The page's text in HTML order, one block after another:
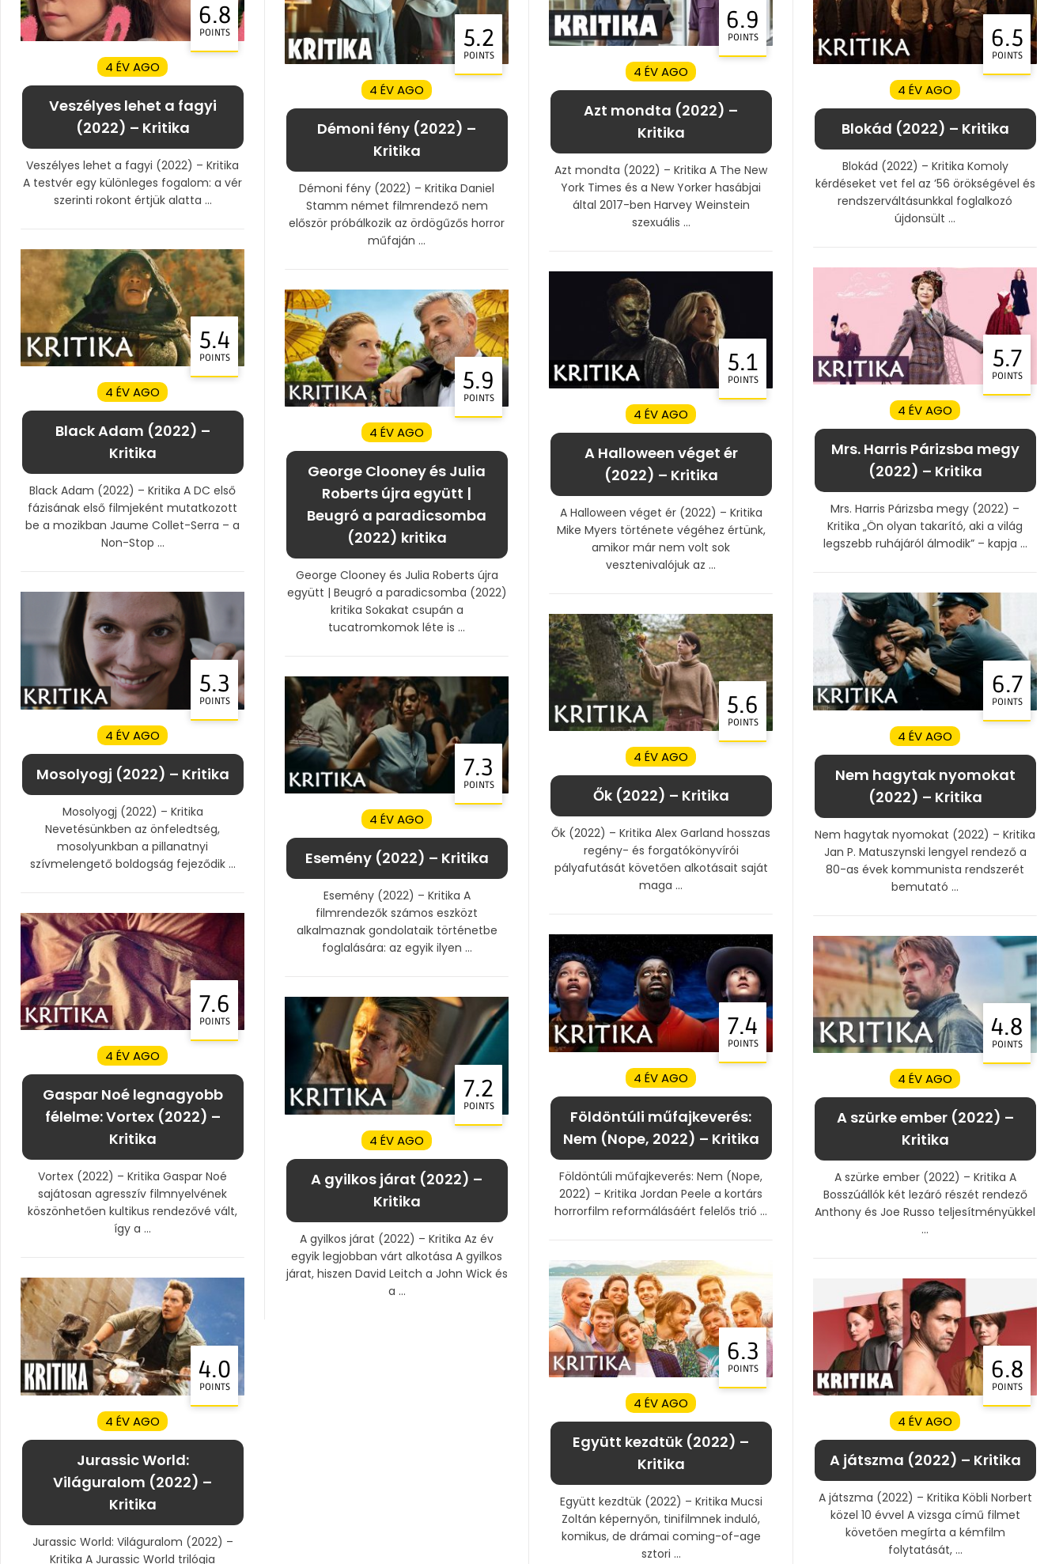
6.8
POINTS
4 ÉV AGO
Veszélyes lehet a fagyi
(2022) – Kritika
Veszélyes lehet a fagyi (2022) – Kritika
A testvér egy különleges fogalom: a vér
szerinti rokont értjük alatta ...
6.9
POINTS
4 ÉV AGO
Azt mondta (2022) –
Kritika
Azt mondta (2022) – Kritika A The New
York Times és a New Yorker hasábjai
által 2017-ben Harvey Weinstein
szexuális ...
5.2
POINTS
4 ÉV AGO
Démoni fény (2022) –
Kritika
Démoni fény (2022) – Kritika Daniel
Stamm német filmrendező nem
először próbálkozik az ördögűzős horror
műfaján ...
6.5
POINTS
4 ÉV AGO
Blokád (2022) – Kritika
Blokád (2022) – Kritika Komoly
kérdéseket vet fel az ’56 örökségével és
rendszerváltásunkkal foglalkozó
újdonsült ...
5.4
POINTS
4 ÉV AGO
Black Adam (2022) –
Kritika
Black Adam (2022) – Kritika A DC első
fázisának első filmjeként mutatkozott
be a mozikban Jaume Collet-Serra – a
Non-Stop ...
5.7
POINTS
4 ÉV AGO
Mrs. Harris Párizsba megy
(2022) – Kritika
Mrs. Harris Párizsba megy (2022) –
Kritika „Ön olyan takarító, aki a világ
legszebb ruhájáról álmodik” – kapja ...
5.1
POINTS
4 ÉV AGO
A Halloween véget ér
(2022) – Kritika
A Halloween véget ér (2022) – Kritika
Mike Myers története végéhez értünk,
amikor már nem volt sok
vesztenivalójuk az ...
5.9
POINTS
4 ÉV AGO
George Clooney és Julia
Roberts újra együtt |
Beugró a paradicsomba
(2022) kritika
George Clooney és Julia Roberts újra
együtt | Beugró a paradicsomba (2022)
kritika Sokakat csupán a
tucatromkomok léte is ...
5.3
POINTS
4 ÉV AGO
Mosolyogj (2022) – Kritika
Mosolyogj (2022) – Kritika
Nevetésünkben az önfeledtség,
mosolyunkban a pillanatnyi
szívmelengető boldogság fejeződik ...
6.7
POINTS
4 ÉV AGO
Nem hagytak nyomokat
(2022) – Kritika
Nem hagytak nyomokat (2022) – Kritika
Jan P. Matuszynski lengyel rendező a
80-as évek kommunista rendszerét
bemutató ...
5.6
POINTS
4 ÉV AGO
Ők (2022) – Kritika
Ők (2022) – Kritika Alex Garland hosszas
regény- és forgatókönyvírói
pályafutását követően alkotásait saját
maga ...
7.3
POINTS
4 ÉV AGO
Esemény (2022) – Kritika
Esemény (2022) – Kritika A
filmrendezők számos eszközt
alkalmaznak gondolataik történetbe
foglalására: az egyik ilyen ...
7.6
POINTS
4 ÉV AGO
Gaspar Noé legnagyobb
félelme: Vortex (2022) –
Kritika
Vortex (2022) – Kritika Gaspar Noé
sajátosan agresszív filmnyelvének
köszönhetően kultikus rendezővé vált,
így a ...
7.4
POINTS
4 ÉV AGO
Földöntúli műfajkeverés:
Nem (Nope, 2022) – Kritika
Földöntúli műfajkeverés: Nem (Nope,
2022) – Kritika Jordan Peele a kortárs
horrorfilm reformálásáért felelős trió ...
4.8
POINTS
4 ÉV AGO
A szürke ember (2022) –
Kritika
A szürke ember (2022) – Kritika A
Bosszúállók két lezáró részét rendező
Anthony és Joe Russo teljesítményükkel
...
7.2
POINTS
4 ÉV AGO
A gyilkos járat (2022) –
Kritika
A gyilkos járat (2022) – Kritika Az év
egyik legjobban várt alkotása A gyilkos
járat, hiszen David Leitch a John Wick és
a ...
6.3
POINTS
4 ÉV AGO
Együtt kezdtük (2022) –
Kritika
Együtt kezdtük (2022) – Kritika Mucsi
Zoltán képernyőn, tinifilmnek induló,
komikus, de drámai coming-of-age
sztori ...
4.0
POINTS
4 ÉV AGO
Jurassic World:
Világuralom (2022) –
Kritika
Jurassic World: Világuralom (2022) –
Kritika A Jurassic World trilógia
6.8
POINTS
4 ÉV AGO
A játszma (2022) – Kritika
A játszma (2022) – Kritika Köbli Norbert
közel 10 évvel A vizsga című filmet
követően megírta a kémfilm
folytatását, ...